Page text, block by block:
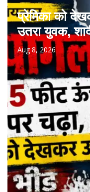
प्रेमिका को
उतरा युवक,
Aug 8, 2026